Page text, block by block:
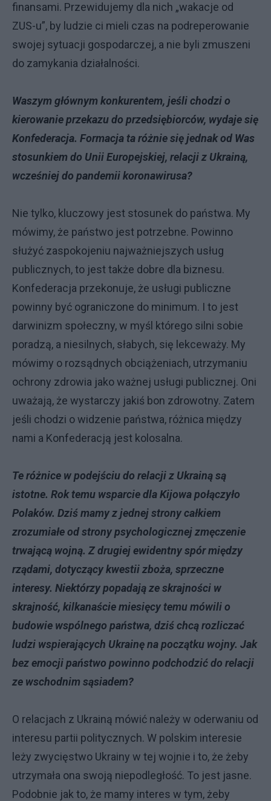
finansami. Przewidujemy dla nich „wakacje od
ZUS-u”, by ludzie ci mieli czas na podreperowanie
swojej sytuacji gospodarczej, a nie byli zmuszeni
do zamykania działalności.
Waszym głównym konkurentem, jeśli chodzi o
kierowanie przekazu do przedsiębiorców, wydaje się
Konfederacja. Formacja ta różnie się jednak od Was
stosunkiem do Unii Europejskiej, relacji z Ukrainą,
wcześniej do pandemii koronawirusa?
Nie tylko, kluczowy jest stosunek do państwa. My
mówimy, że państwo jest potrzebne. Powinno
służyć zaspokojeniu najważniejszych usług
publicznych, to jest także dobre dla biznesu.
Konfederacja przekonuje, że usługi publiczne
powinny być ograniczone do minimum. I to jest
darwinizm społeczny, w myśl którego silni sobie
poradzą, a niesilnych, słabych, się lekceważy. My
mówimy o rozsądnych obciążeniach, utrzymaniu
ochrony zdrowia jako ważnej usługi publicznej. Oni
uważają, że wystarczy jakiś bon zdrowotny. Zatem
jeśli chodzi o widzenie państwa, różnica między
nami a Konfederacją jest kolosalna.
Te różnice w podejściu do relacji z Ukrainą są
istotne. Rok temu wsparcie dla Kijowa połączyło
Polaków. Dziś mamy z jednej strony całkiem
zrozumiałe od strony psychologicznej zmęczenie
trwającą wojną. Z drugiej ewidentny spór między
rządami, dotyczący kwestii zboża, sprzeczne
interesy. Niektórzy popadają ze skrajności w
skrajność, kilkanaście miesięcy temu mówili o
budowie wspólnego państwa, dziś chcą rozliczać
ludzi wspierających Ukrainę na początku wojny. Jak
bez emocji państwo powinno podchodzić do relacji
ze wschodnim sąsiadem?
O relacjach z Ukrainą mówić należy w oderwaniu od
interesu partii politycznych. W polskim interesie
leży zwycięstwo Ukrainy w tej wojnie i to, że żeby
utrzymała ona swoją niepodległość. To jest jasne.
Podobnie jak to, że mamy interes w tym, żeby